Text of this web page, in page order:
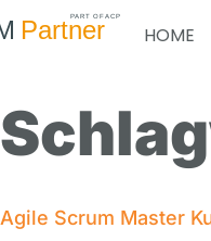
HOME
Agile Scrum Master